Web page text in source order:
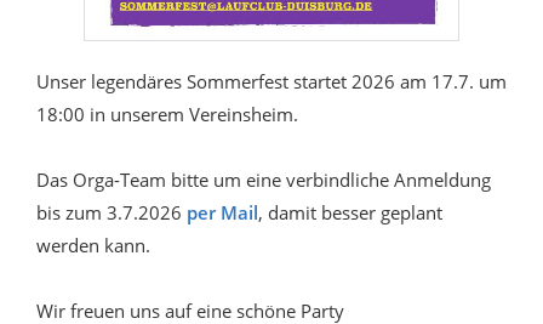
Unser legendäres Sommerfest startet 2026 am 17.7. um
18:00 in unserem Vereinsheim.
Das Orga-Team bitte um eine verbindliche Anmeldung
bis zum 3.7.2026 per Mail, damit besser geplant
werden kann.
Wir freuen uns auf eine schöne Party